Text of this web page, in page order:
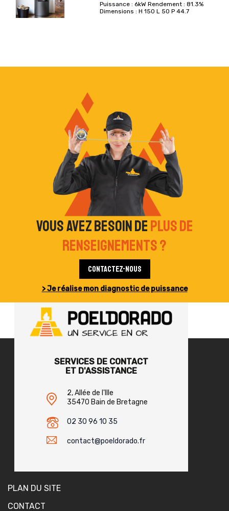
Puissance : 6kW Rendement : 81.3%
Dimensions : H 150 L 50 P 44.7
Vous avez besoin deplus de
renseignements ?
Contactez-nous
> Je réalise mon diagnostic de puissance
SERVICES DE CONTACT
ET D'ASSISTANCE
2, Allée de l'Ille
35470 Bain de Bretagne
02 30 96 10 35
contact@poeldorado.fr
PLAN DU SITE
CONTACT